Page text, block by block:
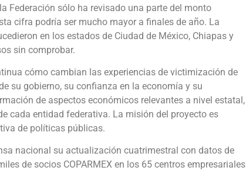
Federación sólo ha revisado una parte del monto
cifra podría ser mucho mayor a finales de año. La
en los estados de Ciudad de México, Chiapas y
sin comprobar.
cómo cambian las experiencias de victimización de
su gobierno, su confianza en la economía y su
de aspectos económicos relevantes a nivel estatal,
cada entidad federativa. La misión del proyecto es
de políticas públicas.
nacional su actualización cuatrimestral con datos de
de socios COPARMEX en los 65 centros empresariales